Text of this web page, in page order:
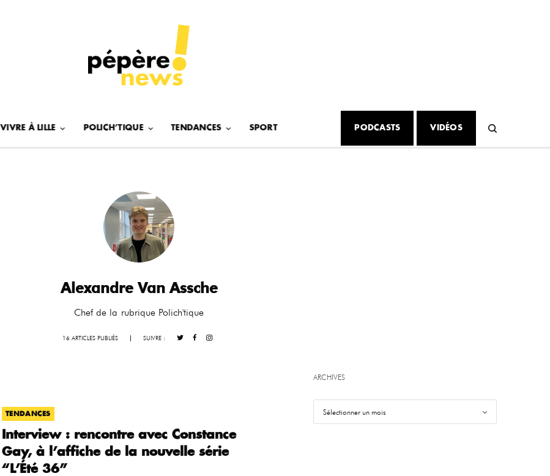
VIVRE À LILLE POLICH’TIQUE TENDANCES SPORT PODCASTS VIDÉOS
Alexandre Van Assche
Chef de la rubrique Polich'tique
16 ARTICLES PUBLIÉS | SUIVRE :
TENDANCES
Interview : rencontre avec Constance
Gay, à l’affiche de la nouvelle série
“L’Été 36”
ARCHIVES